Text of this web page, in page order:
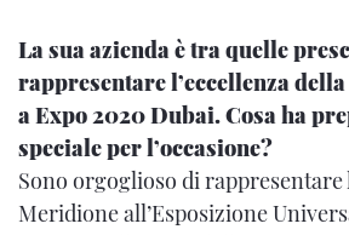
La sua azienda è tra quelle
rappresentare l’eccellenza
a Expo 2020 Dubai. Cosa ha
speciale per l’occasione?
Sono orgoglioso di rappresentare
Meridione all’Esposizione